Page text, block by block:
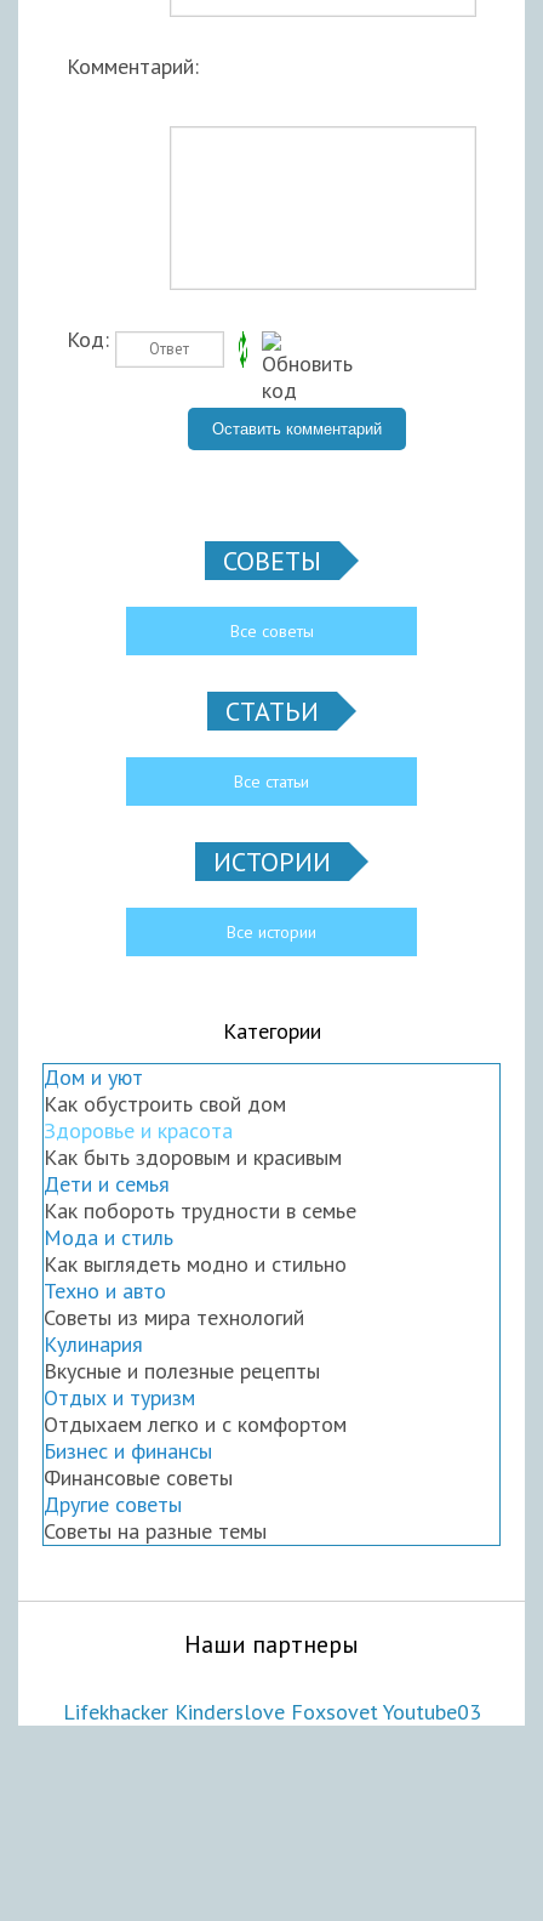
Комментарий:
Код:
СОВЕТЫ
Все советы
СТАТЬИ
Все статьи
ИСТОРИИ
Все истории
Категории
Дом и уют
Как обустроить свой дом
Здоровье и красота
Как быть здоровым и красивым
Дети и семья
Как побороть трудности в семье
Мода и стиль
Как выглядеть модно и стильно
Техно и авто
Советы из мира технологий
Кулинария
Вкусные и полезные рецепты
Отдых и туризм
Отдыхаем легко и с комфортом
Бизнес и финансы
Финансовые советы
Другие советы
Советы на разные темы
Наши партнеры
Lifekhacker Kinderslove FoxsovetYoutube03